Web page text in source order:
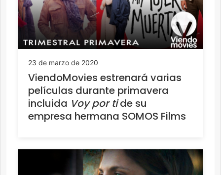
23 de marzo de 2020
ViendoMovies estrenará varias
películas durante primavera
incluida Voy por tide su
empresa hermana SOMOS Films